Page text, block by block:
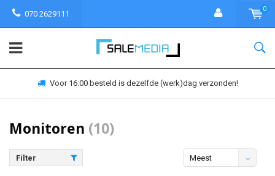
070 2629111
0
Voor 16:00 besteld is dezelfde (werk)dag verzonden!
Monitoren (10)
Filter
Meest